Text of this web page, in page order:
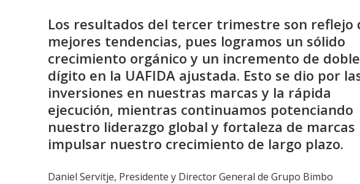
Los resultados del tercer trimestre son reflejo
mejores tendencias, pues logramos un sólido
crecimiento orgánico y un incremento de doble
dígito en la UAFIDA ajustada. Esto se dio por
inversiones en nuestras marcas y la rápida
ejecución, mientras continuamos potenciando
nuestro liderazgo global y fortaleza de marcas
impulsar nuestro crecimiento de largo plazo.
Daniel Servitje, Presidente y Director General de Grupo Bimbo